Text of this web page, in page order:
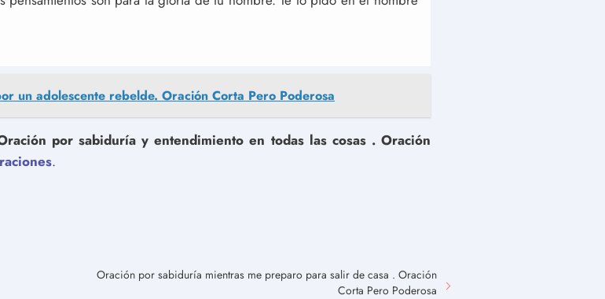
un adolescente rebelde. Oración Corta Pero Poderosa
por sabiduría y entendimiento en todas las cosas . Oración
.
Oración por sabiduría mientras me preparo para salir de casa . Oración
Corta Pero Poderosa